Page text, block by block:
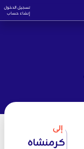
تسجيل الدخول
إنشاء حساب
إلى
كرمنشاه